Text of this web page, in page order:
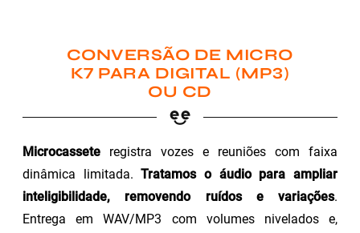
CONVERSÃO DE MICRO
K7 PARA DIGITAL (MP3)
OU CD
Microcassete registra vozes e reuniões com faixa
dinâmica limitada.Tratamos o áudio para ampliar
inteligibilidade, removendo ruídos e variações.
Entrega em WAV/MP3 com volumes nivelados e,